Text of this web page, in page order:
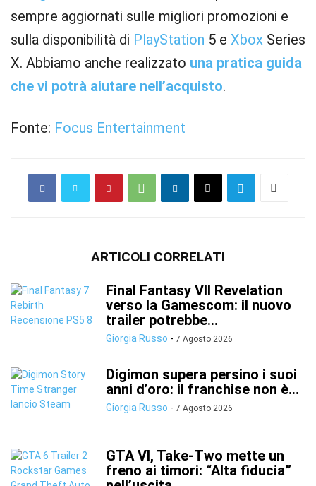
sempre aggiornati sulle migliori promozioni e
sulla disponibilità di PlayStation 5 e Xbox Series
X. Abbiamo anche realizzato una pratica guida
che vi potrà aiutare nell’acquisto.
Fonte: Focus Entertainment
ARTICOLI CORRELATI
Final Fantasy VII Revelation
verso la Gamescom: il nuovo
trailer potrebbe...
Giorgia Russo - 7 Agosto 2026
Digimon supera persino i suoi
anni d’oro: il franchise non è...
Giorgia Russo - 7 Agosto 2026
GTA VI, Take-Two mette un
freno ai timori: “Alta fiducia”